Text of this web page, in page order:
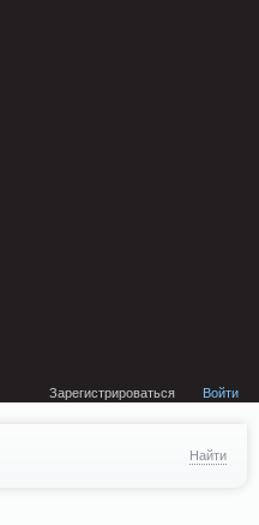
Зарегистрироваться Войти
Найти